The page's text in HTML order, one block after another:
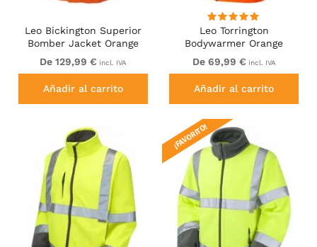
Leo Bickington Superior
Bomber Jacket Orange
De 129,99 € incl. IVA
Añadir al carrito
Leo Torrington
Bodywarmer Orange
De 69,99 € incl. IVA
Añadir al carrito
¡FAVORITO!